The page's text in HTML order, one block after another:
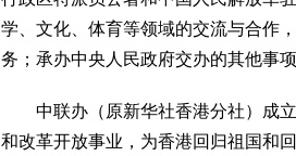
学、文化、体育等领域的交流与合作
务；承办中央人民政府交办的其他事项
中联办（原新华社香港分社）成
和改革开放事业，为香港回归祖国和